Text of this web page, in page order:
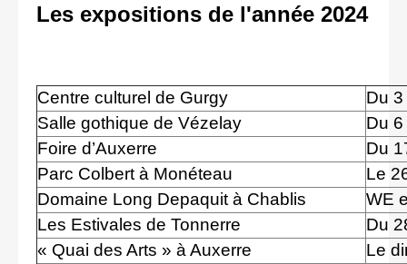
Les expositions de l'année 2024
Centre culturel de Gurgy
Du
Salle gothique de Vézelay
Du
Foire d’Auxerre
Du
Parc Colbert à Monéteau
Le
Domaine Long Depaquit à Chablis
WE
Les Estivales de Tonnerre
Du
« Quai des Arts » à Auxerre
Le